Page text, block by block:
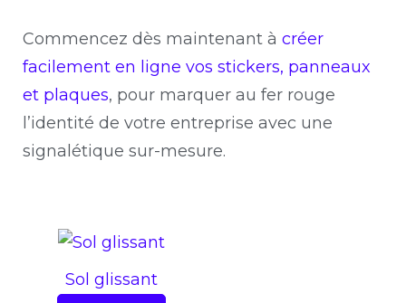
Commencez dès maintenant à créer
facilement en ligne vos stickers, panneaux
et plaques, pour marquer au fer rouge
l’identité de votre entreprise avec une
signalétique sur-mesure.
Sol glissant